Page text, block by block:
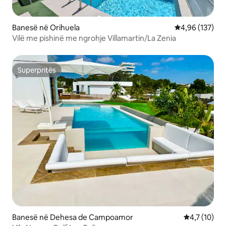
Banesë në Orihuela Vlerësimi
4,96 (137)
Vilë me pishinë me ngrohje Villamartin/La Zenia
Superpritës
Superpritës
Banesë në Dehesa de Campoamor Vlerësimi
4,7 (10)